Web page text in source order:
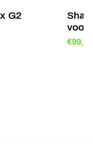
G2
voor
€99,00